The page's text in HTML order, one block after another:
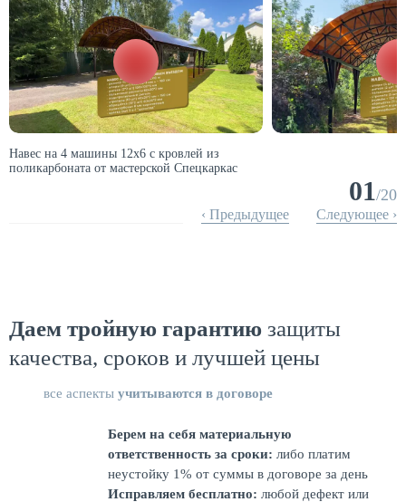
Навес на 4 машины 12х6 с кровлей из
поликарбоната от мастерской Спецкаркас
01/20
‹ Предыдущее Следующее ›
Даем тройную гарантию защиты
качества, сроков и лучшей цены
все аспекты учитываются в договоре
Берем на себя материальную
ответственность за сроки: либо платим
неустойку 1% от суммы в договоре за день
Исправляем бесплатно: любой дефект или